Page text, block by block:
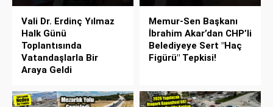
Vali Dr. Erdinç Yılmaz
Halk Günü
Toplantısında
Vatandaşlarla Bir
Araya Geldi
Memur-Sen Başkanı
İbrahim Akar’dan CHP’li
Belediyeye Sert "Haç
Figürü" Tepkisi!